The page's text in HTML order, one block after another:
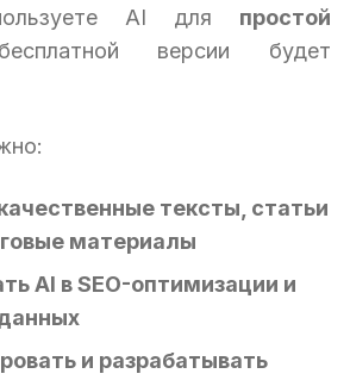
AI для простой
версии будет
тексты, статьи
материалы
AI в SEO-оптимизации и
и разрабатывать